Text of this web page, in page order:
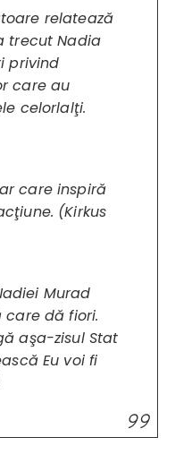
relatează
trecut Nadia
privind
care au
celorlalţi.
care inspiră
(Kirkus
Murad
dă fiori.
aşa-zisul Stat
Eu voi fi